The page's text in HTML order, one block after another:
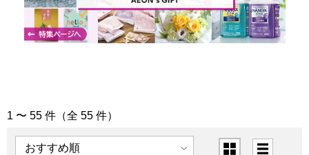
「洗剤・石鹸」の商品一覧
1 〜 55 件（全 55 件）
表示順 表示切替